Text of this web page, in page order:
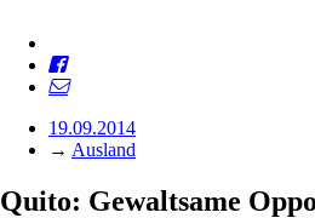
19.09.2014
→ Ausland
Quito: Gewaltsame